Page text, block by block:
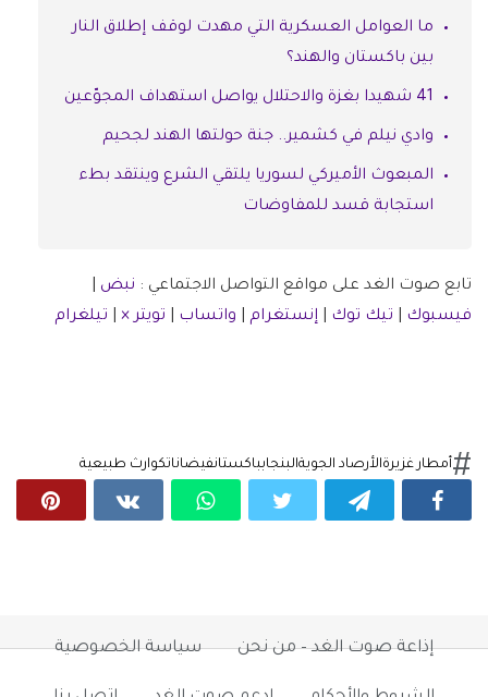
ما العوامل العسكرية التي مهدت لوقف إطلاق النار
بين باكستان والهند؟
41 شهيدا بغزة والاحتلال يواصل استهداف المجوّعين
وادي نيلم في كشمير.. جنة حولتها الهند لجحيم
المبعوث الأميركي لسوريا يلتقي الشرع وينتقد بطء
استجابة قسد للمفاوضات
تابع صوت الغد على مواقع التواصل الاجتماعي : نبض
فيسبوك
تيك توك إنستغرام واتساب تويتر × تيلغرام
أمطار غزيرةالأرصاد الجويةالبنجابباكستانفيضاناتكوارث طبيعية
إذاعة صوت الغد – من نحن سياسة الخصوصية